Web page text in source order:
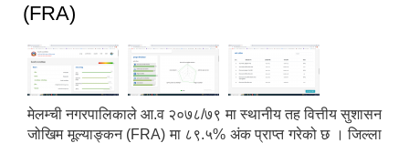
(FRA)
मेलम्ची नगरपालिकाले आ.व २०७८/७९ मा स्थानीय तह वित्तीय सुशासन
जोखिम मूल्याङ्कन (FRA) मा ८९.५% अंक प्राप्त गरेको छ । जिल्ला